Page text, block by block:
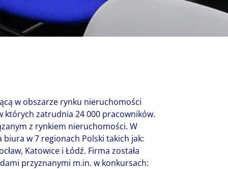
New Zealand
Singapore
Norway
Romania
Spain
Sweden
United Kingdom
Colliers' early careers offering
Our recruitment process
Occupier Services roles
w obszarze rynku nieruchomości
których zatrudnia 24 000 pracowników.
z rynkiem nieruchomości. W
biura w 7 regionach Polski takich jak:
Katowice i Łódź. Firma została
przyznanymi m.in. w konkursach:
accelerating the